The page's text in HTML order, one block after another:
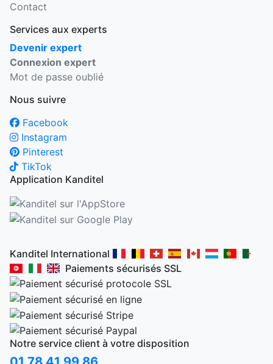
Contact
Services aux experts
Devenir expert
Connexion expert
Mot de passe oublié
Nous suivre
Facebook
Instagram
Pinterest
TikTok
Application Kanditel
Kanditel International
Paiements sécurisés SSL
Notre service client à votre disposition